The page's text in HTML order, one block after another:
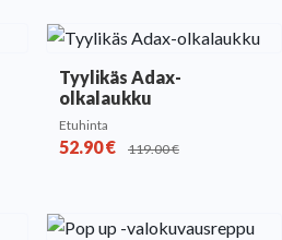
Tyylikäs Adax-
olkalaukku
Etuhinta
52.90€ 119.00€